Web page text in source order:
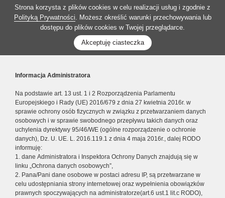
Strona korzysta z plików cookies w celu realizacji usług i zgodnie z
Polityką Prywatności. Możesz określić warunki przechowywania lub
dostępu do plików cookies w Twojej przeglądarce.
Akceptuję ciasteczka
Informacja Administratora
Na podstawie art. 13 ust. 1 i 2 Rozporządzenia Parlamentu
Europejskiego i Rady (UE) 2016/679 z dnia 27 kwietnia 2016r. w
sprawie ochrony osób fizycznych w związku z przetwarzaniem danych
osobowych i w sprawie swobodnego przepływu takich danych oraz
uchylenia dyrektywy 95/46/WE (ogólne rozporządzenie o ochronie
danych), Dz. U. UE. L. 2016.119.1 z dnia 4 maja 2016r., dalej RODO
informuję:
1. dane Administratora i Inspektora Ochrony Danych znajdują się w
linku „Ochrona danych osobowych”,
2. Pana/Pani dane osobowe w postaci adresu IP, są przetwarzane w
celu udostępniania strony internetowej oraz wypełnienia obowiązków
prawnych spoczywających na administratorze(art.6 ust.1 lit.c RODO),